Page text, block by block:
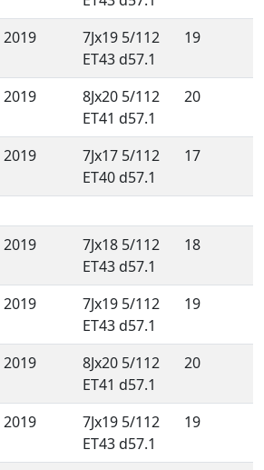
2019
7Jx19 5/112
ET43 d57.1
19
2019
8Jx20 5/112
ET41 d57.1
20
2019
7Jx17 5/112
ET40 d57.1
17
2019
7Jx18 5/112
ET43 d57.1
18
2019
7Jx19 5/112
ET43 d57.1
19
2019
8Jx20 5/112
ET41 d57.1
20
2019
7Jx19 5/112
ET43 d57.1
19